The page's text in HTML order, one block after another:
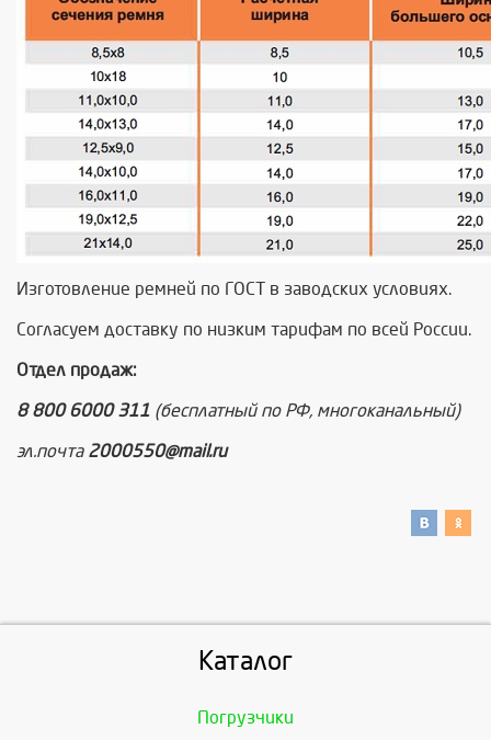
Изготовление ремней по ГОСТ в заводских условиях.
Согласуем доставку по низким тарифам по всей России.
Отдел продаж:
8 800 6000 311 (бесплатный по РФ, многоканальный)
эл.почта2000550@mail.ru
Каталог
Погрузчики